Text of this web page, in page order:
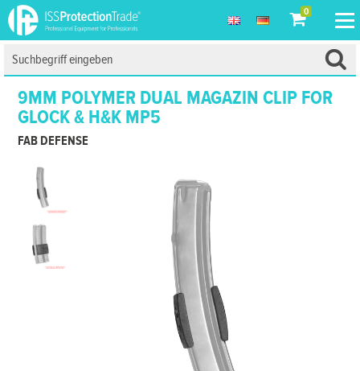
0
9MM POLYMER DUAL MAGAZIN CLIP FOR
GLOCK & H&K MP5
FAB DEFENSE